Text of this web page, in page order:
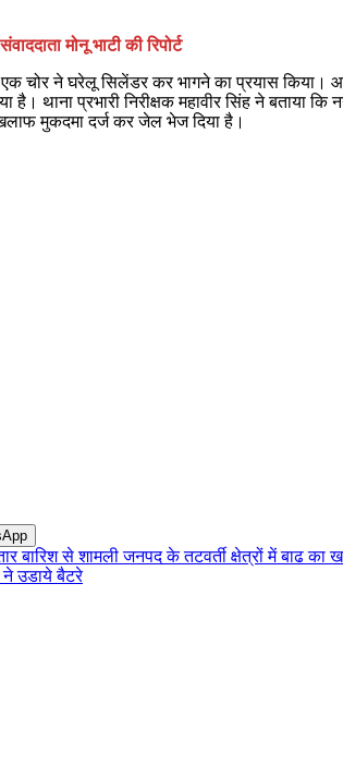
मोनू भाटी की रिपोर्ट
चोर ने घरेलू सिलेंडर कर भागने का प्रयास किया।
थाना प्रभारी निरीक्षक महावीर सिंह ने बताया
मुकदमा दर्ज कर जेल भेज दिया है।
बारिश से शामली जनपद के तटवर्ती क्षेत्रों में बाढ का
ने उडाये बैटरे